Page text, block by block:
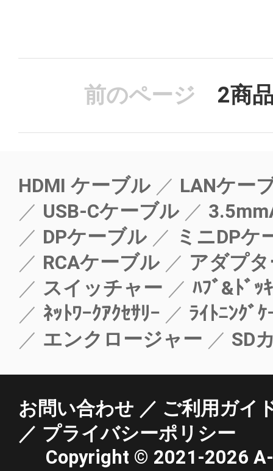
前のページ 2商
HDMI ケーブル
LANケー
USB-Cケーブル
DPケーブル
ミニDPケ
RCAケーブル
アダプ
スイッチャー
ﾊﾌﾞ&ﾄﾞｯ
ﾈｯﾄﾜｰｸｱｸｾｻﾘｰ
ﾗｲﾄﾆﾝｸﾞｹ
エンクロージャー
SD
お問い合わせ
ご利用ガイ
プライバシーポリシー
Copyright © 2021-2026